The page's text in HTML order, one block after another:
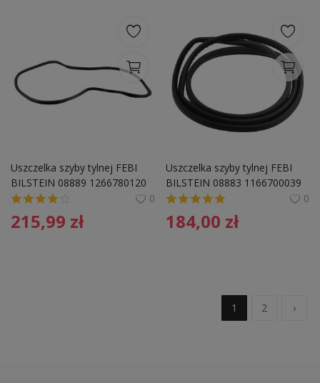
Uszczelka szyby tylnej FEBI
BILSTEIN 08889 1266780120
0
215,99 zł
Uszczelka szyby tylnej FEBI
BILSTEIN 08883 1166700039
0
184,00 zł
1 2 ›